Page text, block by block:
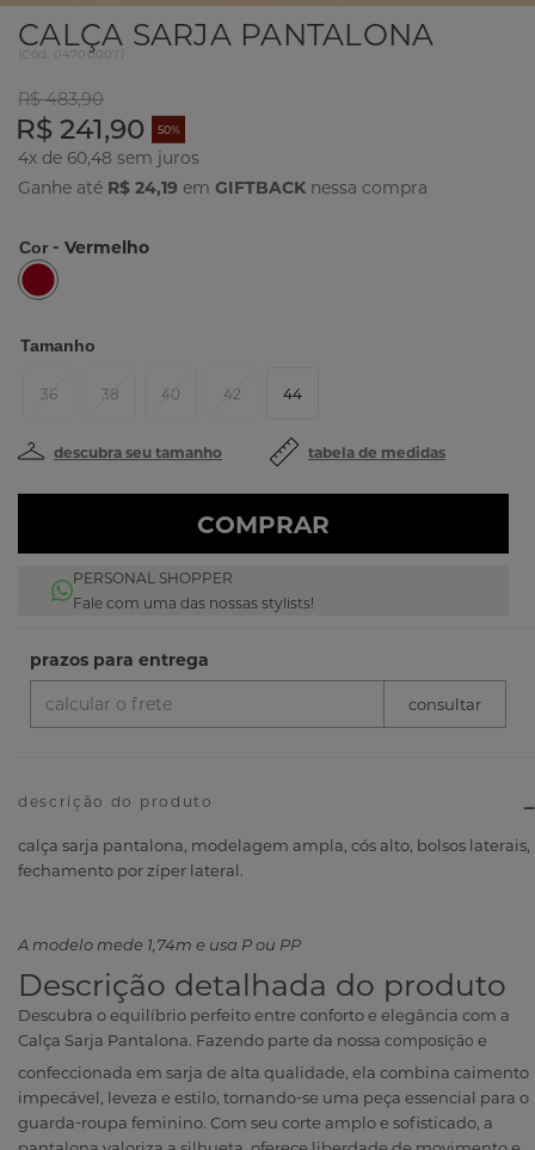
CALÇA SARJA PANTALONA
(Cód. 04700007
R$ 483,90
R$ 241,90 50%
4x de 60,48
Ganhe até R$ 24,19 em GIFTBACK nessa compra
Cor - Vermelho
Tamanho
36 38 40 42 44
descubra seu tamanho tabela de medidas
COMPRAR
PERSONAL SHOPPER
Fale com uma das nossas stylists!
descrição do produto
calça sarja pantalona, modelagem ampla, cós alto, bolsos laterais,
fechamento por zíper lateral.
A modelo mede 1,74m e usa P ou PP
Descrição detalhada do produto
Descubra o equilíbrio perfeito entre conforto e elegância com a
Calça Sarja Pantalona. Fazendo parte da nossa
e
confeccionada em sarja de alta qualidade, ela combina caimento
impecável, leveza e estilo, tornando-se uma peça essencial para o
guarda-roupa feminino. Com seu corte amplo e sofisticado, a